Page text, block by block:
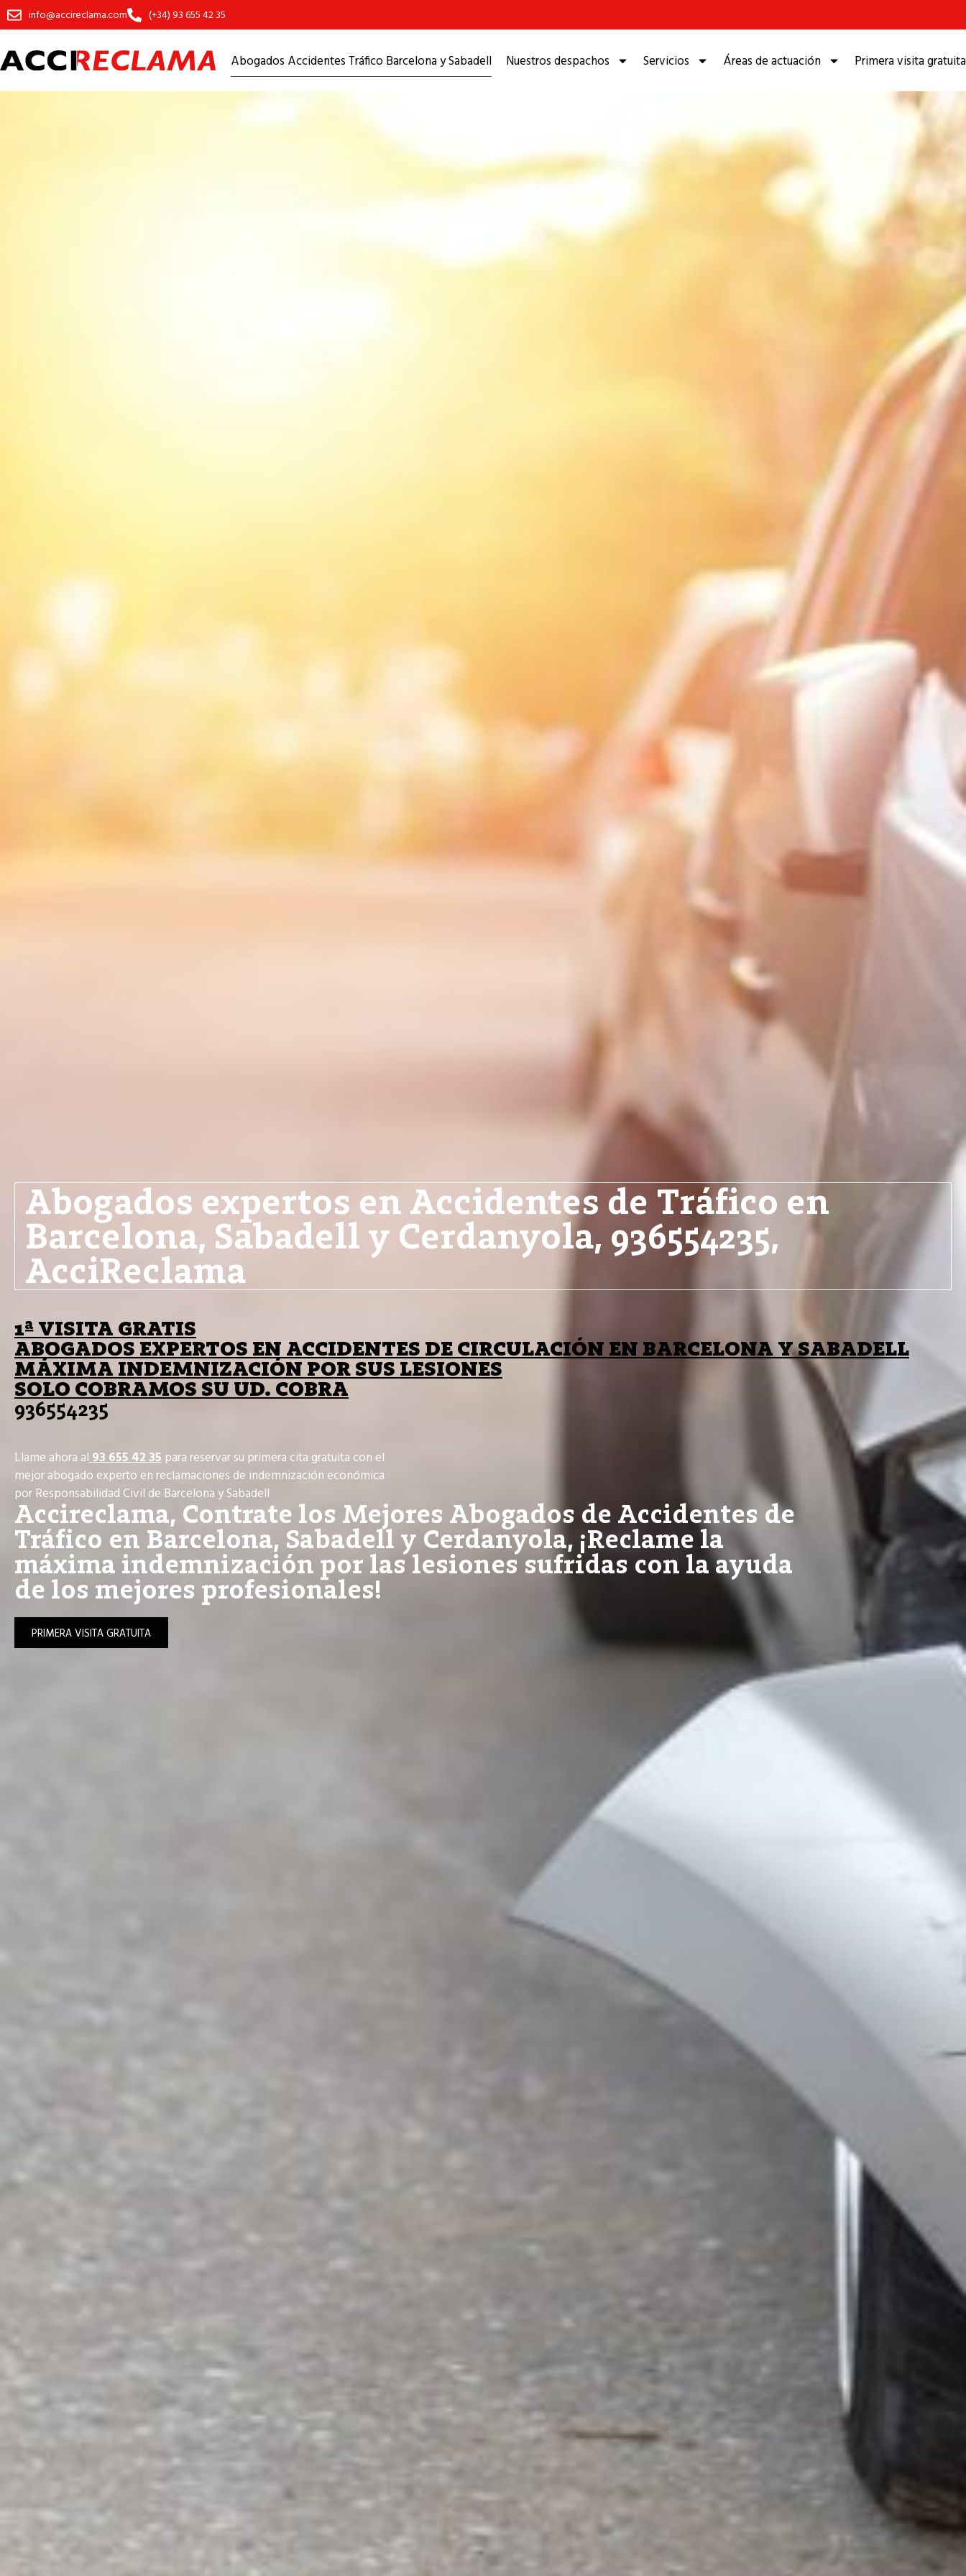
info@accireclama.com (+34) 93 655 42 35
Abogados Accidentes Tráfico Barcelona y Sabadell Nuestros despachos Servicios Áreas de actuación Primera visita gratuita
Abogados expertos en Accidentes de Tráfico en
Barcelona, Sabadell y Cerdanyola, 936554235,
AcciReclama
1ª VISITA GRATIS
ABOGADOS EXPERTOS EN ACCIDENTES DE CIRCULACIÓN EN BARCELONA Y SABADELL
MÁXIMA INDEMNIZACIÓN POR SUS LESIONES
SOLO COBRAMOS SU UD. COBRA
936554235
Llame ahora al 93 655 42 35 para reservar su primera cita gratuita con el
mejor abogado experto en reclamaciones de indemnización económica
por Responsabilidad Civil de Barcelona y Sabadell
Accireclama, Contrate los Mejores Abogados de Accidentes de
Tráfico en Barcelona, Sabadell y Cerdanyola, ¡Reclame la
máxima indemnización por las lesiones sufridas con la ayuda
de los mejores profesionales!
PRIMERA VISITA GRATUITA